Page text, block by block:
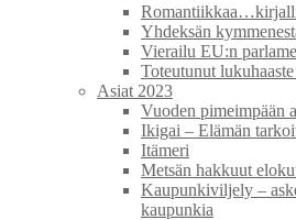
Yhdeksän
Vierailu EU:n
Toteutunut
Asiat 2023
Vuoden pimeimpään
Ikigai – Elämän
Itämeri
Metsän hakkuut
Kaupunkiviljely –
kaupunkia